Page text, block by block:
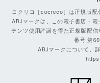
コクリコ［cocreco］は正規版配
ABJマークは、この電子書店・
テンツ使用許諾を得た正規版配
番号 第
ABJマークについて、